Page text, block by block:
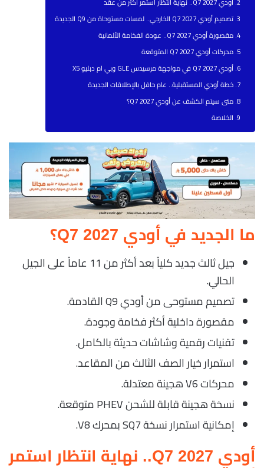
تصميم أودي Q7 2027 الخارجي.. لمسات مستوحاة من Q9 الجديدة
مقصورة أودي Q7 2027.. عودة الفخامة الألمانية
محركات أودي Q7 2027 المتوقعة
أودي Q7 2027 في مواجهة مرسيدس GLE وبي ام دبليو X5
خطة أودي المستقبلية.. عام حافل بالإطلاقات الجديدة
متى سيتم الكشف عن أودي Q7 2027؟
الخلاصة
ما الجديد في أودي Q7 2027؟
جيل ثالث جديد كلياً بعد أكثر من 11 عاماً على الجيل
الحالي.
تصميم مستوحى من أودي Q9 القادمة.
مقصورة داخلية أكثر فخامة وجودة.
تقنيات رقمية وشاشات حديثة بالكامل.
استمرار خيار الصف الثالث من المقاعد.
محركات V6 هجينة معتدلة.
نسخة هجينة قابلة للشحن PHEV متوقعة.
إمكانية استمرار نسخة SQ7 بمحرك V8.
أودي Q7 2027.. نهاية انتظار استمر